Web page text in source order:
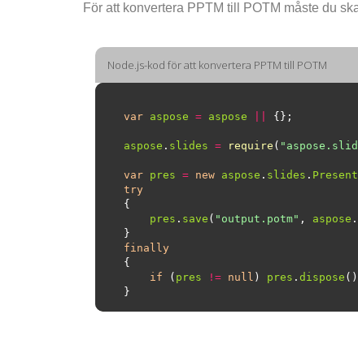
För att konvertera PPTM till POTM måste du
Node.js-kod för att konvertera PPTM till POTM
var aspose = aspose
aspose . slides = require (
var pres = new aspose . slides .
try
pres . save ( "output.potm" , aspose .
finally
if ( pres != null ) pres . dispose